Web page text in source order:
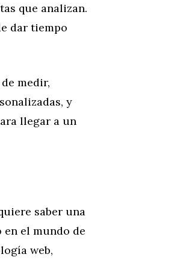
que analizan.
dar tiempo
medir,
y
llegar a un
saber una
en el mundo de
web,